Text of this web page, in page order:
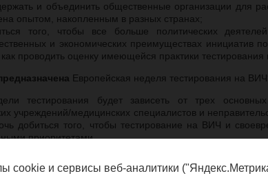
и объединить общественные организации для
опытом, накопленным в разных странах;
того, чтобы все больше политических
и экономических преимуществах инициатив
проводить оценку имеющейся практики тестирования
Европейская неделя тестирования на
тестирования будет зависеть от трех основных
учреждений/медицинских специалистов и
добиться того, чтобы тестирование на ВИЧ и
приоритетами.
неделю тестирования координирует
странам, организациям и лицам из
cookie и сервисы веб-аналитики